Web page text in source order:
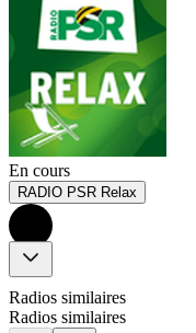
En cours
RADIO PSR Relax
Radios similaires
Radios similaires